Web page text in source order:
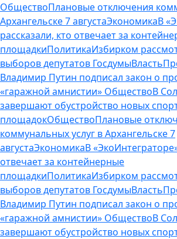
ОбществоПлановые отключения
Архангельске 7 августаЭкономикаВ
рассказали, кто отвечает за
площадкиПолитикаИзбирком
выборов депутатов ГосдумыВласть
Владимир Путин подписал закон о
«гаражной амнистии» ОбществоВ
завершают обустройство новых
площадокОбществоПлановые
коммунальных услуг в Архангельске 7
августаЭкономикаВ
отвечает за контейнерные
площадкиПолитикаИзбирком
выборов депутатов ГосдумыВласть
Владимир Путин подписал закон о
«гаражной амнистии» ОбществоВ
завершают обустройство новых